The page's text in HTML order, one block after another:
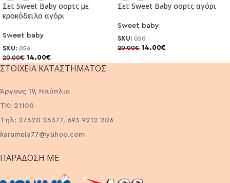
Σετ Sweet Baby σορτς με
κροκόδειλο αγόρι
Sweet baby
SKU: 056
20.00€ 14.00€
Σετ Sweet Baby σορτς αγόρι
Sweet baby
SKU: 050
20.00€ 14.00€
ΣΤΟΙΧΕΊΑ ΚΑΤΑΣΤΉΜΑΤΟΣ
Άργους 19, Ναύπλιο
ΤΚ: 21100
Τηλ: 27520 25377, 693 9212 206
karamela77@yahoo.com
ΠΑΡΆΔΟΣΗ ΜΕ